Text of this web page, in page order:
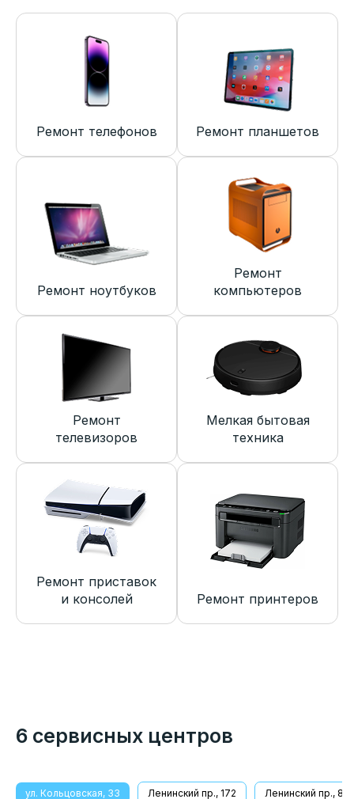
Ремонт телефонов Ремонт планшетов
Ремонт ноутбуков
Ремонт
компьютеров
Ремонт
телевизоров
Мелкая бытовая
техника
Ремонт приставок
и консолей
Ремонт принтеров
6 сервисных центров
ул. Кольцовская, 33 Ленинский пр., 172 Ленинский пр., 8/1